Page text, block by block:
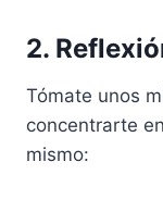
2.
Tómate unos
concentrarte
mismo: